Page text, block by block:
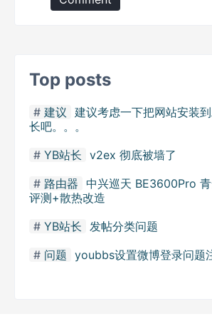
Top posts
建议 建议考虑一下把网站安装
长吧。。。
YB站长 v2ex 彻底被墙了
路由器 中兴巡天 BE3600Pro
评测+散热改造
YB站长 发帖分类问题
问题 youbbs设置微博登录问题